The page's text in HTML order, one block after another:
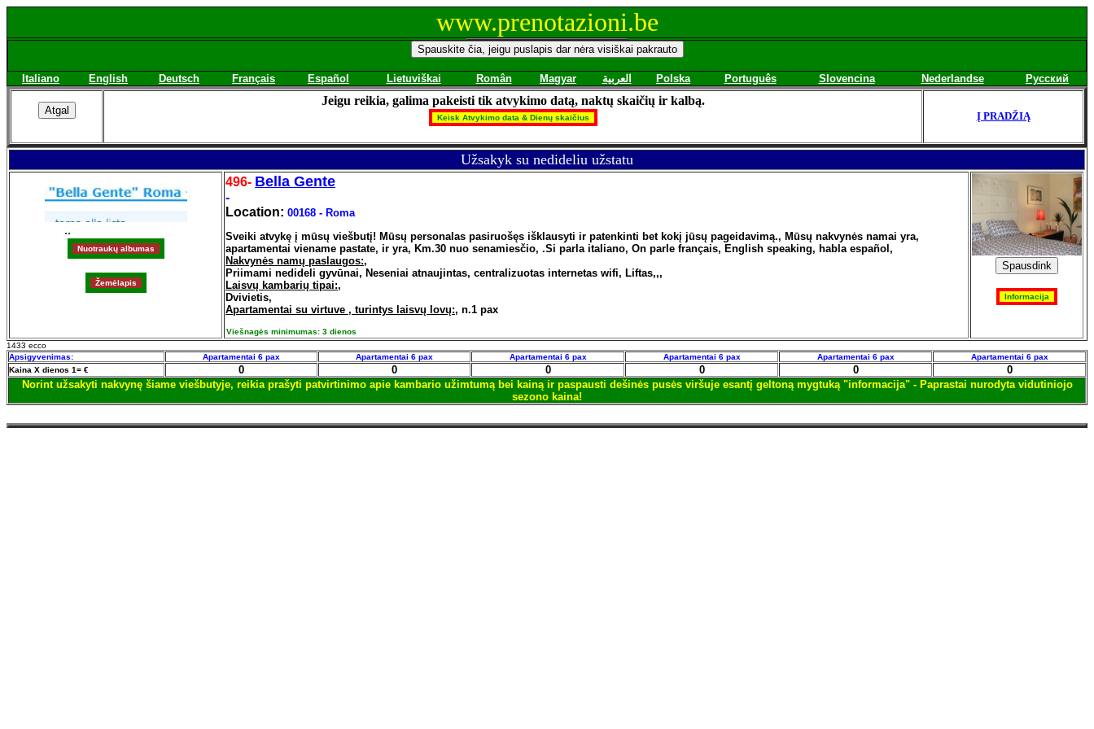
www.prenotazioni.be
Italiano English Deutsch Français Español Lietuviškai Român Magyar العربية Polska Português Slovencina Nederlandse Русский
Jeigu reikia, galima pakeisti tik atvykimo datą, naktų skaičių ir kalbą.
Į PRADŽIĄ
Užsakyk su nedideliu užstatu
..
496- Bella Gente
-
Location: 00168 - Roma
Sveiki atvykę į mūsų viešbutį! Mūsų personalas pasiruošęs išklausyti ir patenkinti bet kokį jūsų pageidavimą., Mūsų nakvynės namai yra,
apartamentai viename pastate, ir yra, Km.30 nuo senamiesčio, .Si parla italiano, On parle français, English speaking, habla español,
Nakvynės namų paslaugos:,
Priimami nedideli gyvūnai, Neseniai atnaujintas, centralizuotas internetas wifi, Liftas,,,
Laisvų kambarių tipai:,
Dvivietis,
Apartamentai su virtuve , turintys laisvų lovų:, n.1 pax
Viešnagės minimumas: 3 dienos
1433 ecco
Apsigyvenimas:
Apartamentai 6 pax Apartamentai 6 pax Apartamentai 6 pax Apartamentai 6 pax Apartamentai 6 pax
Apartamentai 6 pax
Kaina X dienos 1= €
0 0 0 0 0
0
Norint užsakyti nakvynę šiame viešbutyje, reikia prašyti patvirtinimo apie kambario užimtumą bei kainą ir paspausti dešinės pusės viršuje esantį geltoną mygtuką "informacija" - Paprastai nurodyta vidutiniojo
sezono kaina!